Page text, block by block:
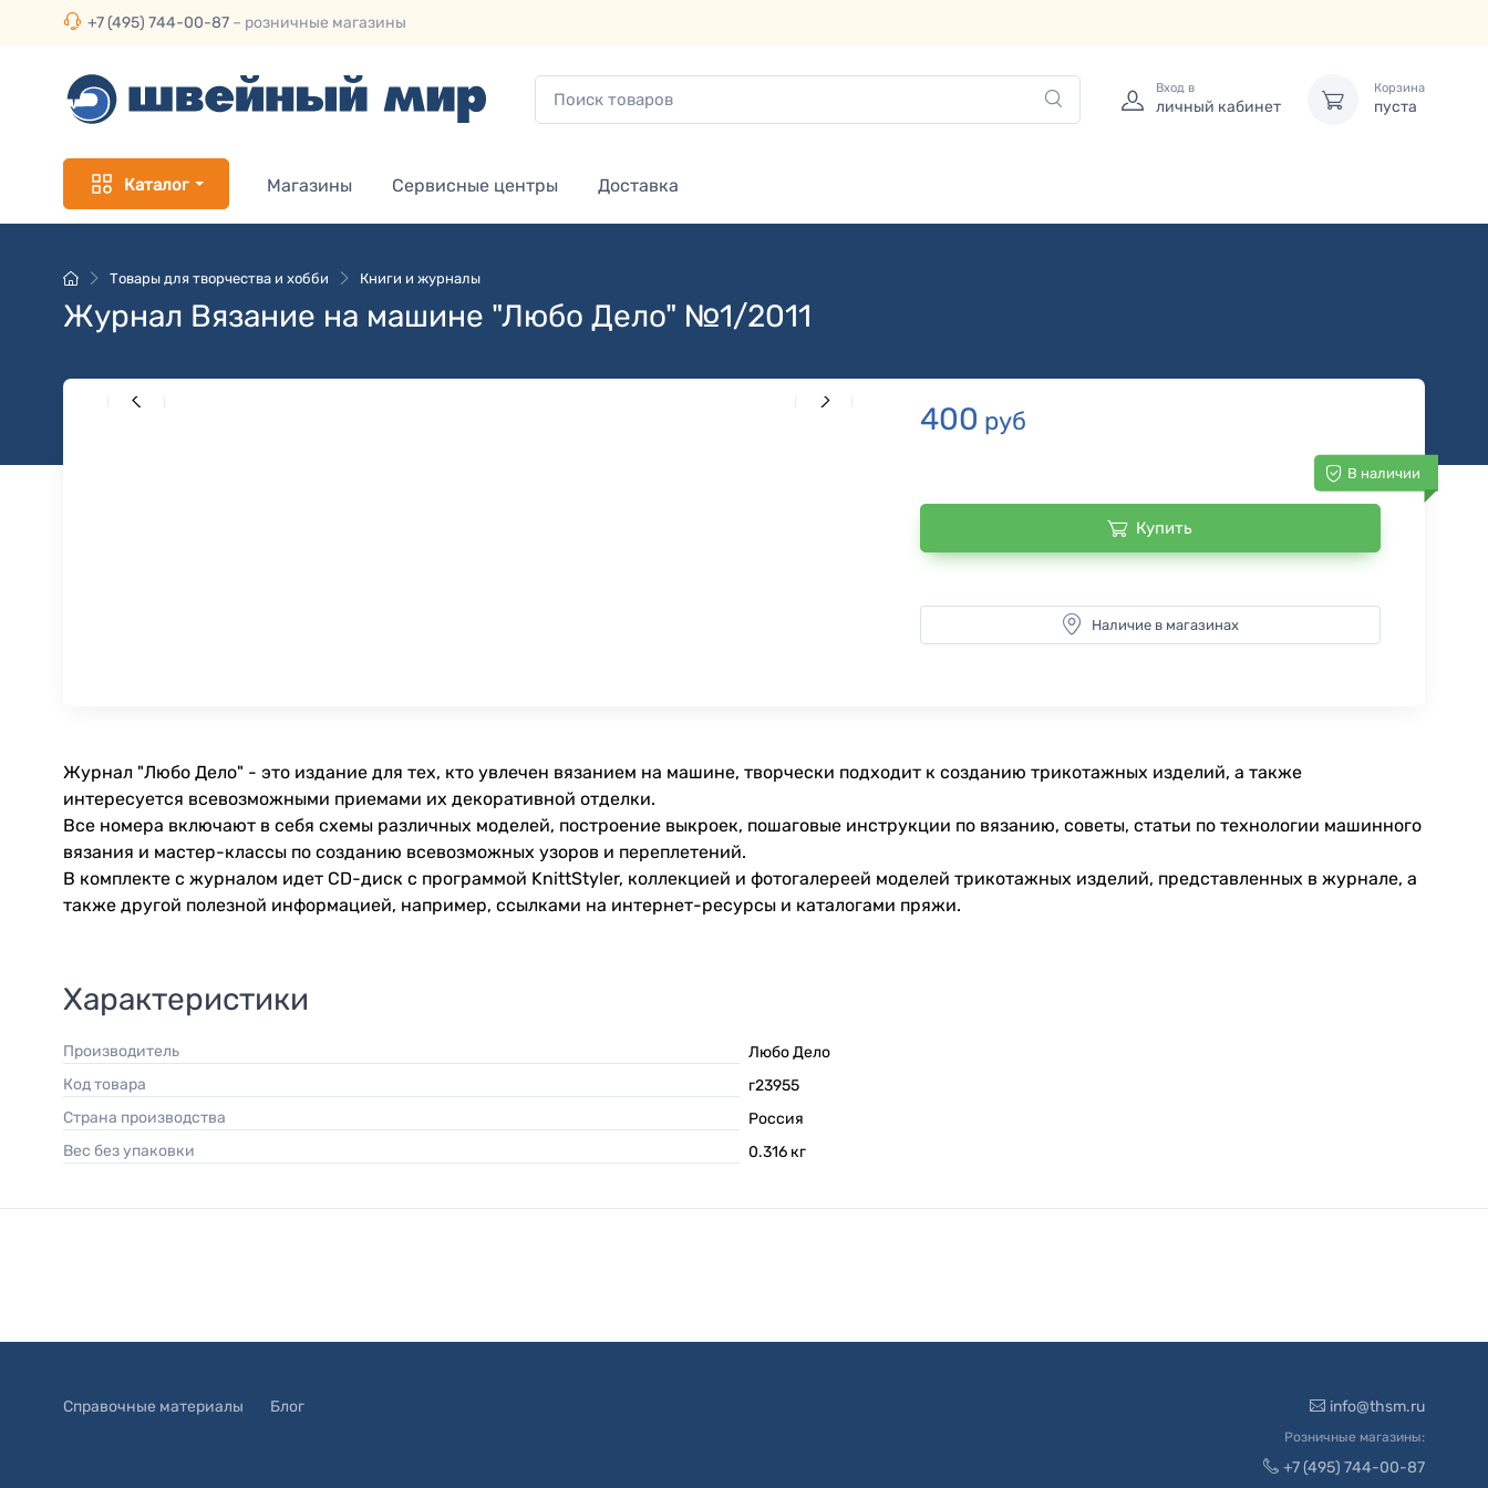
+7 (495) 744-00-87 – розничные магазины
Вход в
личный кабинет
Корзина
пуста
Каталог Магазины Сервисные центры Доставка
Товары для творчества и хобби Книги и журналы
Журнал Вязание на машине "Любо Дело" №1/2011
400 руб
В наличии
Купить
Наличие в магазинах
Журнал "Любо Дело" - это издание для тех, кто увлечен вязанием на машине, творчески подходит к созданию трикотажных изделий, а также
интересуется всевозможными приемами их декоративной отделки.
Все номера включают в себя схемы различных моделей, построение выкроек, пошаговые инструкции по вязанию, советы, статьи по технологии машинного
вязания и мастер-классы по созданию всевозможных узоров и переплетений.
В комплекте с журналом идет CD-диск с программой KnittStyler, коллекцией и фотогалереей моделей трикотажных изделий, представленных в журнале, а
также другой полезной информацией, например, ссылками на интернет-ресурсы и каталогами пряжи.
Характеристики
Производитель
Любо Дело
Код товара
г23955
Страна производства
Россия
Вес без упаковки
0.316 кг
Справочные материалы Блог info@thsm.ru
Розничные магазины:
+7 (495) 744-00-87